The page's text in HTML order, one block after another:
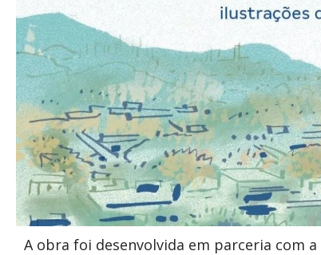
A obra foi desenvolvida em parceria com a